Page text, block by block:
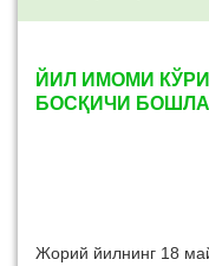
ЙИЛ ИМОМИ
БОСҚИЧИ
Жорий йилнинг 18